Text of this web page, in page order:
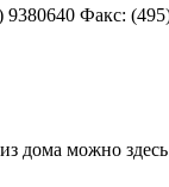
9380640 Факс:
дома можно